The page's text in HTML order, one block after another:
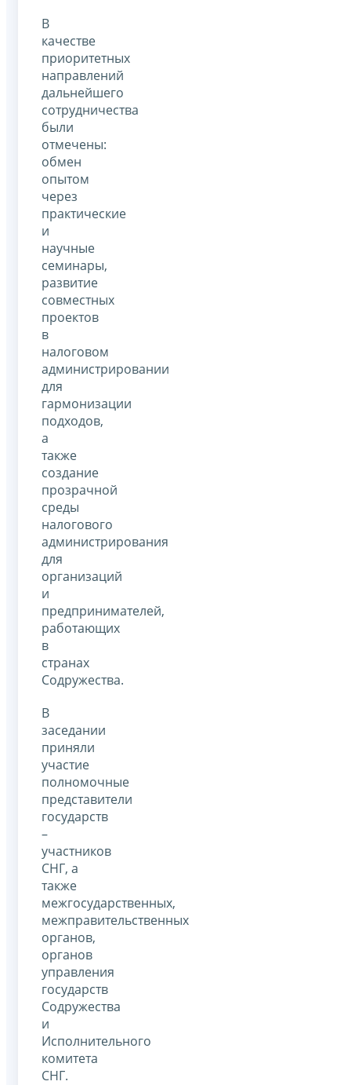
В
качестве
приоритетных
направлений
дальнейшего
сотрудничества
были
отмечены:
обмен
опытом
через
практические
и
научные
семинары,
развитие
совместных
проектов
в
налоговом
администрировании
для
гармонизации
подходов,
а
также
создание
прозрачной
среды
налогового
администрирования
для
организаций
и
предпринимателей,
работающих
в
странах
Содружества.
В
заседании
приняли
участие
полномочные
представители
государств
–
участников
СНГ, а
также
межгосударственных,
межправительственных
органов,
органов
управления
государств
Содружества
и
Исполнительного
комитета
СНГ.